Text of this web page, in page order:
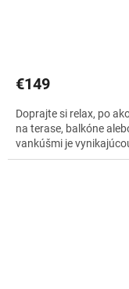
€149
Doprajte si relax, po
na terase, balkóne
vankúšmi je